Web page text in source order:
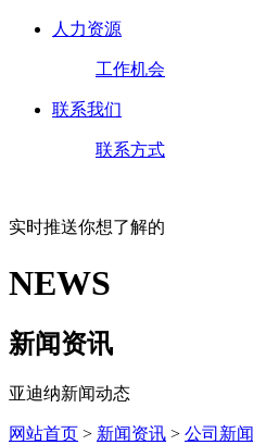
人力资源
工作机会
联系我们
联系方式
实时推送你想了解的
NEWS
新闻资讯
亚迪纳新闻动态
网站首页 > 新闻资讯 > 公司新闻